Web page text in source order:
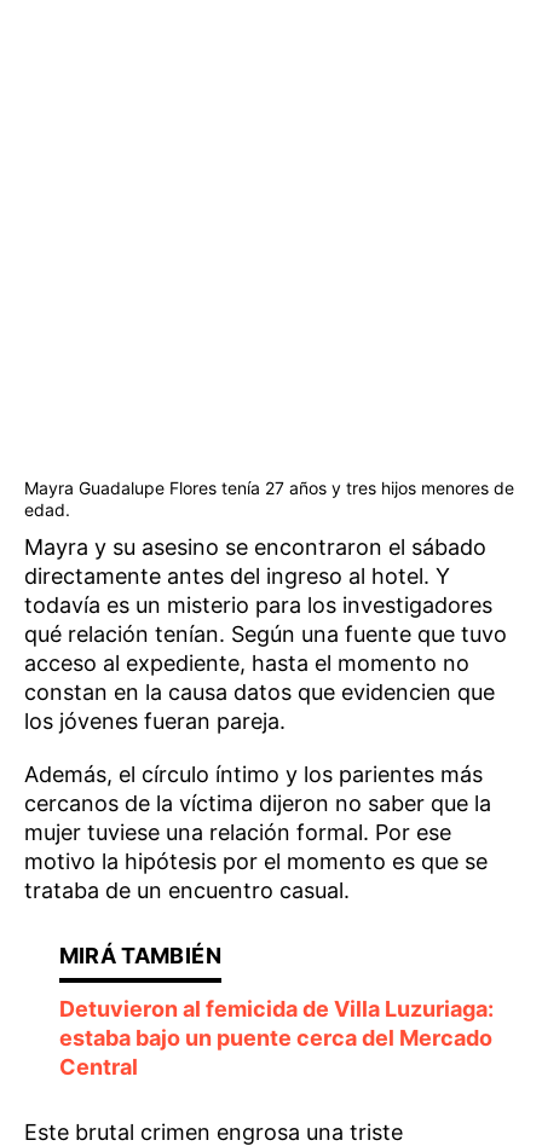
Mayra Guadalupe Flores tenía 27 años y tres hijos menores de
edad.
Mayra y su asesino se encontraron el sábado
directamente antes del ingreso al hotel. Y
todavía es un misterio para los investigadores
qué relación tenían. Según una fuente que tuvo
acceso al expediente, hasta el momento no
constan en la causa datos que evidencien que
los jóvenes fueran pareja.
Además, el círculo íntimo y los parientes más
cercanos de la víctima dijeron no saber que la
mujer tuviese una relación formal. Por ese
motivo la hipótesis por el momento es que se
trataba de un encuentro casual.
Detuvieron al femicida de Villa Luzuriaga:
estaba bajo un puente cerca del Mercado
Central
Este brutal crimen engrosa una triste